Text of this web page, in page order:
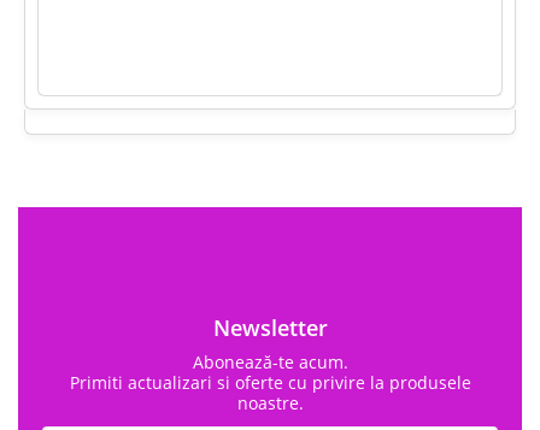
Newsletter
Abonează-te acum.
Primiti actualizari si oferte cu privire la produsele
noastre.